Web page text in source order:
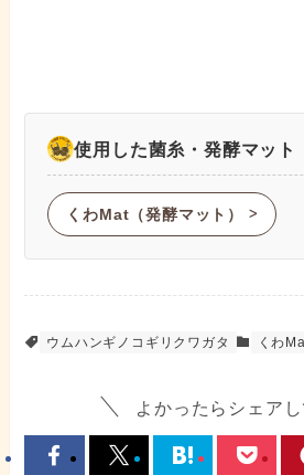
使用した菌糸・発酵マット
くわMat（発酵マット） ᐳ
ウムハンギノコギリクワガタ くわ
よかったらシェアし